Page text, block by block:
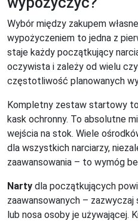
Wybór między zakupem
wypożyczeniem to jedna z
staje każdy początkujący
oczywista i zależy od wielu
częstotliwość planowanych
Kompletny zestaw startowy
kask ochronny. To absolutne
wejścia na stok. Wiele
dla wszystkich narciarzy,
zaawansowania – to wymóg
Narty dla początkujących
zaawansowanych –
lub nosa osoby je używającej.